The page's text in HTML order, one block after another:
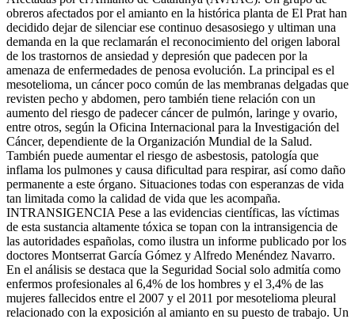
obreros afectados por el amianto en la histórica planta de El Prat han
decidido dejar de silenciar ese continuo desasosiego y ultiman una
demanda en la que reclamarán el reconocimiento del origen laboral
de los trastornos de ansiedad y depresión que padecen por la
amenaza de enfermedades de penosa evolución. La principal es el
mesotelioma, un cáncer poco común de las membranas delgadas que
revisten pecho y abdomen, pero también tiene relación con un
aumento del riesgo de padecer cáncer de pulmón, laringe y ovario,
entre otros, según la Oficina Internacional para la Investigación del
Cáncer, dependiente de la Organización Mundial de la Salud.
También puede aumentar el riesgo de asbestosis, patología que
inflama los pulmones y causa dificultad para respirar, así como daño
permanente a este órgano. Situaciones todas con esperanzas de vida
tan limitada como la calidad de vida que les acompaña.
INTRANSIGENCIA Pese a las evidencias científicas, las víctimas
de esta sustancia altamente tóxica se topan con la intransigencia de
las autoridades españolas, como ilustra un informe publicado por los
doctores Montserrat García Gómez y Alfredo Menéndez Navarro.
En el análisis se destaca que la Seguridad Social solo admitía como
enfermos profesionales al 6,4% de los hombres y el 3,4% de las
mujeres fallecidos entre el 2007 y el 2011 por mesotelioma pleural
relacionado con la exposición al amianto en su puesto de trabajo. Un